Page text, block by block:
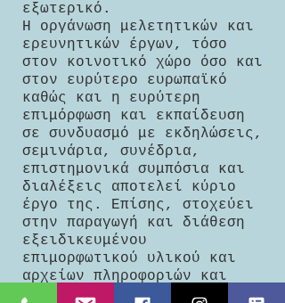
εξωτερικό.
Η οργάνωση μελετητικών και
ερευνητικών έργων, τόσο
στον κοινοτικό χώρο όσο και
στον ευρύτερο ευρωπαϊκό
καθώς και η ευρύτερη
επιμόρφωση και εκπαίδευση
σε συνδυασμό με εκδηλώσεις,
σεμινάρια, συνέδρια,
επιστημονικά συμπόσια και
διαλέξεις αποτελεί κύριο
έργο της. Επίσης, στοχεύει
στην παραγωγή και διάθεση
εξειδικευμένου
επιμορφωτικού υλικού και
αρχείων πληροφοριών και
άλλων προωθητικών εντύπων